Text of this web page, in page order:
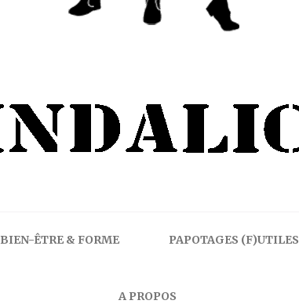
BIEN-ÊTRE & FORME PAPOTAGES (F)UTILES
A PROPOS